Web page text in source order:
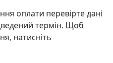
оплати перевірте дані
термін. Щоб
натисніть